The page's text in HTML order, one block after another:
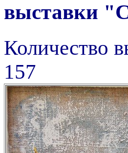
выставки
Количество
157